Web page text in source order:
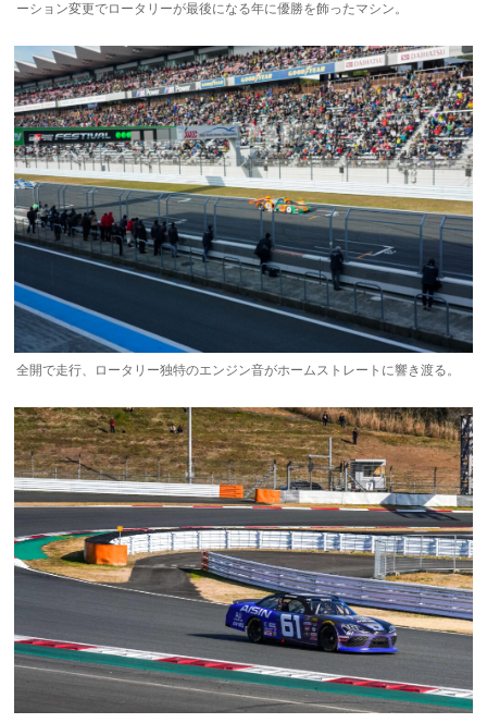
ーション変更でロータリーが最後になる年に優勝を飾ったマシン。
全開で走行、ロータリー独特のエンジン音がホームストレートに響き渡る。